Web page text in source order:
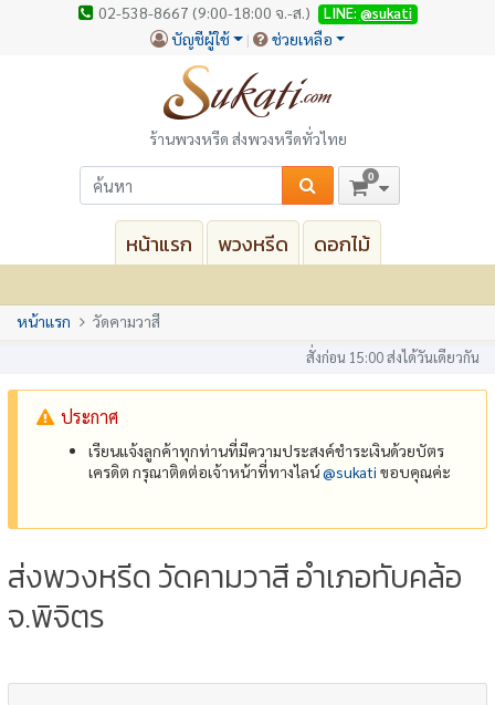
02-538-8667 (9:00-18:00 จ.-ส.) LINE: @sukati
บัญชีผู้ใช้ ช่วยเหลือ
ร้านพวงหรีด ส่งพวงหรีดทั่วไทย
0
หน้าแรก พวงหรีด ดอกไม้
หน้าแรก วัดคามวาสี
สั่งก่อน 15:00 ส่งได้วันเดียวกัน
ประกาศ
เรียนแจ้งลูกค้าทุกท่านที่มีความประสงค์ชำระเงินด้วยบัตร
เครดิต กรุณาติดต่อเจ้าหน้าที่ทางไลน์@‌sukati ขอบคุณค่ะ
ส่งพวงหรีด วัดคามวาสี อำเภอทับคล้อ
จ.พิจิตร